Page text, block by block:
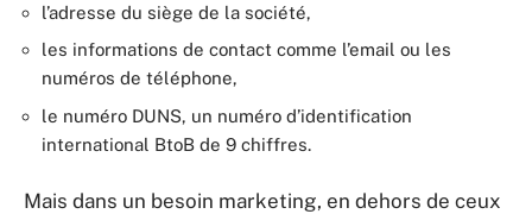
l’adresse du siège de la société,
les informations de contact comme l’email ou les
numéros de téléphone,
le numéro DUNS, un numéro d’identification
international BtoB de 9 chiffres.
Mais dans un besoin marketing, en dehors de ceux